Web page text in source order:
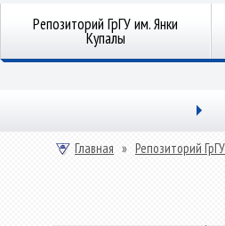
Репозиторий ГрГУ им. Янки
Купалы
Главная » Репозиторий